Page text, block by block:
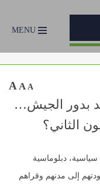
MENU
A A A
بدور الجيش…
دبلوماسية
إلى مدنهم وقراهم